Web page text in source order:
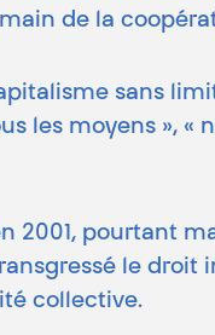
de la
sans
les moyens »,
pourtant
le
collective.